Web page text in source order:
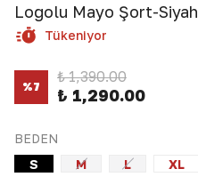
Logolu Mayo Şort-Siyah
Tükeniyor
%7
₺ 1,390.00
₺ 1,290.00
BEDEN
S
M L XL